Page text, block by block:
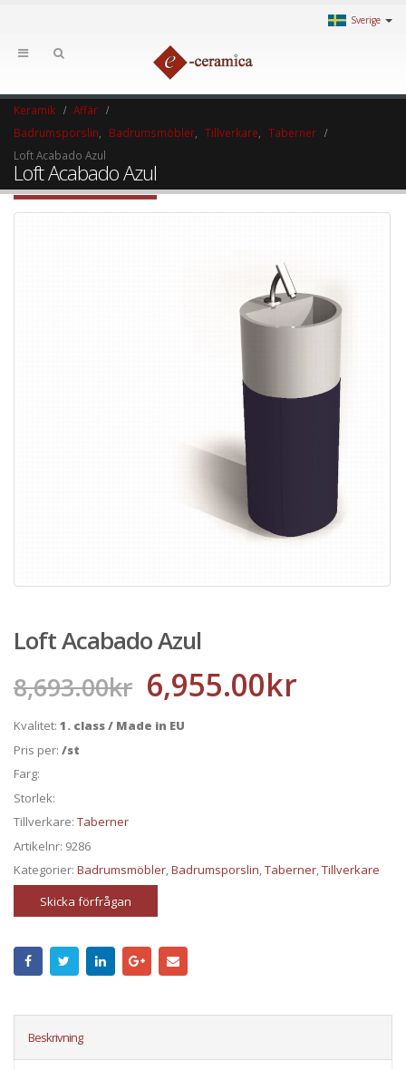
Sverige
Keramik
Affär
Badrumsporslin
Badrumsmöbler Tillverkare
Taberner
Loft Acabado Azul
Loft Acabado Azul
Loft Acabado Azul
8,693.00kr 6,955.00kr
Kvalitet: 1. class / Made in EU
Pris per: /st
Farg:
Storlek:
Tillverkare: Taberner
Artikelnr: 9286
Kategorier: Badrumsmöbler,Badrumsporslin,Taberner,Tillverkare
Skicka förfrågan
Beskrivning